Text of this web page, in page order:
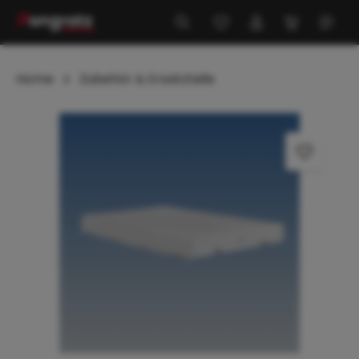
springen
Home Zubehör & Ersatzteile
Bildergalerie überspringen